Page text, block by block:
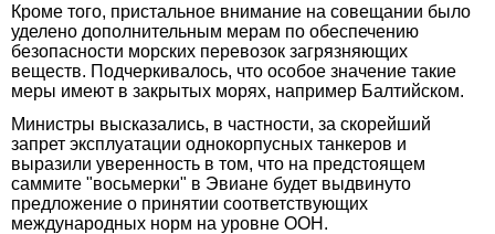
Кроме того, пристальное внимание на совещании было
уделено дополнительным мерам по обеспечению
безопасности морских перевозок загрязняющих
веществ. Подчеркивалось, что особое значение такие
меры имеют в закрытых морях, например Балтийском.
Министры высказались, в частности, за скорейший
запрет эксплуатации однокорпусных танкеров и
выразили уверенность в том, что на предстоящем
саммите "восьмерки" в Эвиане будет выдвинуто
предложение о принятии соответствующих
международных норм на уровне ООН.